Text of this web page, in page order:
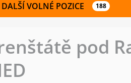
DALŠÍ VOLNÉ POZICE 188
pod